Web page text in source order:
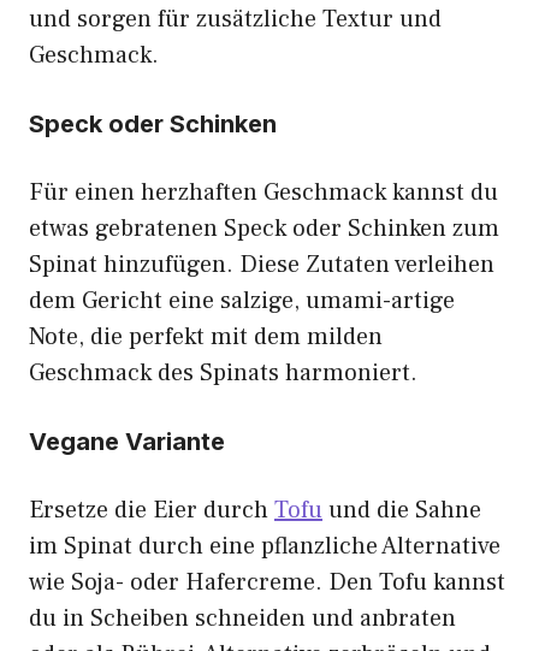
und sorgen für zusätzliche Textur und
Geschmack.
Speck oder Schinken
Für einen herzhaften Geschmack kannst du
etwas gebratenen Speck oder Schinken zum
Spinat hinzufügen. Diese Zutaten verleihen
dem Gericht eine salzige, umami-artige
Note, die perfekt mit dem milden
Geschmack des Spinats harmoniert.
Vegane Variante
Ersetze die Eier durchTofuund die Sahne
im Spinat durch eine pflanzliche Alternative
wie Soja- oder Hafercreme. Den Tofu kannst
du in Scheiben schneiden und anbraten